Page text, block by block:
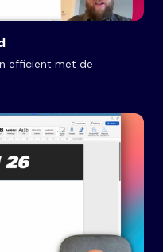
efficiënt met de